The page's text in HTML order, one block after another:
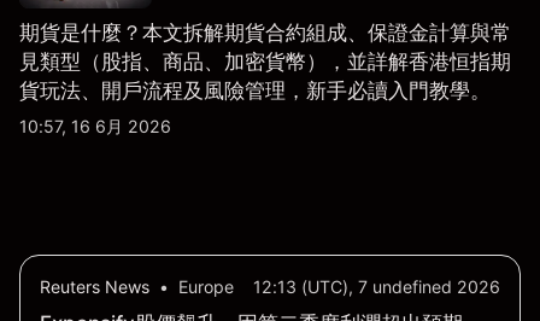
期貨是什麼？本文拆解期貨合約組成、保證金計算與常
見類型（股指、商品、加密貨幣），並詳解香港恒指期
貨玩法、開戶流程及風險管理，新手必讀入門教學。
10:57, 16 6月 2026
Reuters News • Europe 12:13 (UTC), 7 undefined 2026